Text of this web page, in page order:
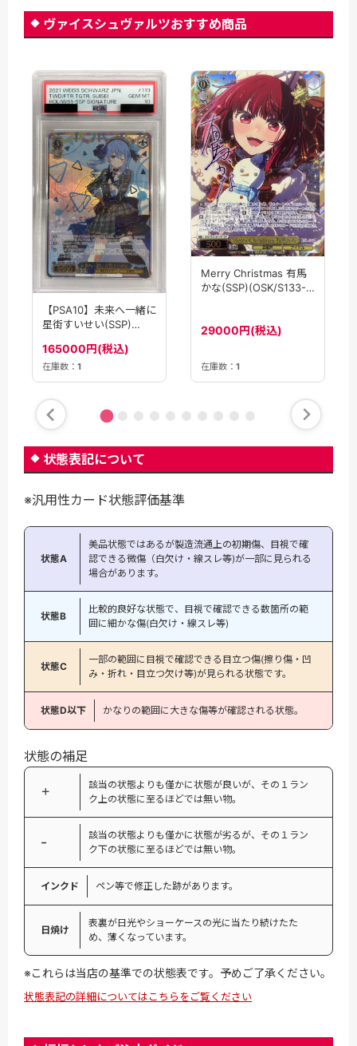
ヴァイスシュヴァルツおすすめ商品
【PSA10】未来へ一緒に
星街すいせい(SSP)
165000円(税込)
在庫数： 1
Merry Christmas 有馬
かな(SSP)(OSK/S133-
29000円(税込)
在庫数： 1
状態表記について
※汎用性カード状態評価基準
状態A
美品状態ではあるが製造流通上の初期傷、目視で確
認できる微傷（白欠け・線スレ等)が一部に見られる
場合があります。
状態B
比較的良好な状態で、目視で確認できる数箇所の範
囲に細かな傷(白欠け・線スレ等)
状態C
一部の範囲に目視で確認できる目立つ傷(擦り傷・凹
み・折れ・目立つ欠け等)が見られる状態です。
状態D以下 かなりの範囲に大きな傷等が確認される状態。
状態の補足
＋
該当の状態よりも僅かに状態が良いが、その１ラン
ク上の状態に至るほどでは無い物。
−
該当の状態よりも僅かに状態が劣るが、その１ラン
ク下の状態に至るほどでは無い物。
インクド ペン等で修正した跡があります。
日焼け
表裏が日光やショーケースの光に当たり続けたた
め、薄くなっています。
※これらは当店の基準での状態表です。予めご了承ください。
状態表記の詳細についてはこちらをご覧ください